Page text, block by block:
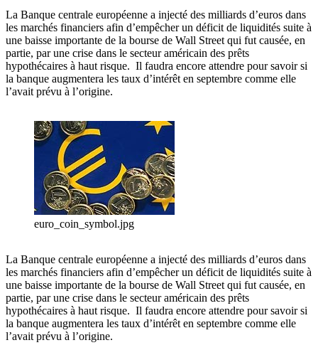
La Banque centrale européenne a injecté des milliards d’euros dans
les marchés financiers afin d’empêcher un déficit de liquidités suite à
une baisse importante de la bourse de Wall Street qui fut causée, en
partie, par une crise dans le secteur américain des prêts
hypothécaires à haut risque. Il faudra encore attendre pour savoir si
la banque augmentera les taux d’intérêt en septembre comme elle
l’avait prévu à l’origine.
euro_coin_symbol.jpg
La Banque centrale européenne a injecté des milliards d’euros dans
les marchés financiers afin d’empêcher un déficit de liquidités suite à
une baisse importante de la bourse de Wall Street qui fut causée, en
partie, par une crise dans le secteur américain des prêts
hypothécaires à haut risque. Il faudra encore attendre pour savoir si
la banque augmentera les taux d’intérêt en septembre comme elle
l’avait prévu à l’origine.